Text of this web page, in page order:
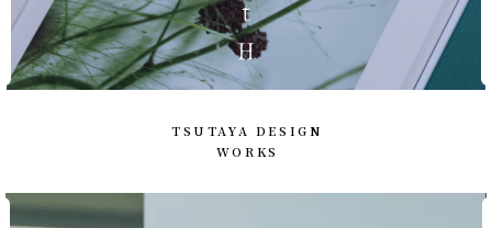
TSUTAYA DESIGN
WORKS